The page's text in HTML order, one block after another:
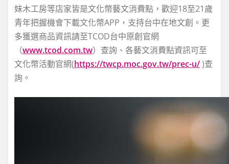
妹木工房等店家皆是文化幣藝文消費點，歡迎18至21歲
青年把握機會下載文化幣APP，支持台中在地文創。更
多獲選商品資訊請至TCOD台中原創官網
（www.tcod.com.tw）查詢、各藝文消費點資訊可至
文化幣活動官網(https://twcp.moc.gov.tw/prec-u/)查
詢。